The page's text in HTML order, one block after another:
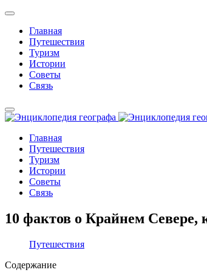
Главная
Путешествия
Туризм
Истории
Советы
Связь
Главная
Путешествия
Туризм
Истории
Советы
Связь
10 фактов о Крайнем Севере,
Путешествия
Содержание